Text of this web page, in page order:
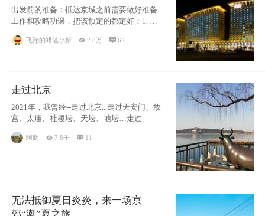
古七星夜景！
出发前的准备：抵达京城之前需要做好准备
工作和攻略功课，把该预定的都定好：1. 酒
飞翔的蜡笔小新 2.8万 62
走过北京
2021年，我曾经--走过北京...走过天安门、故
宫、太庙、社稷坛、天坛、地坛…走过
阿眀 7.8千  11
无法抵御夏日炎炎，来一场京